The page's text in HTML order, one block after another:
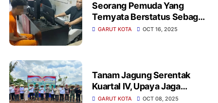
Seorang Pemuda Yang
Ternyata Berstatus Sebagai
Mahasiswa Di Kabupaten
GARUT KOTA OCT 16, 2025
Tanam Jagung Serentak
Kuartal IV, Upaya Jaga
Ketahanan Pangan
GARUT KOTA OCT 08, 2025